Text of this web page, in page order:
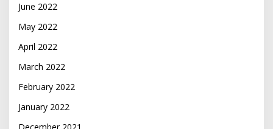
June 2022
May 2022
April 2022
March 2022
February 2022
January 2022